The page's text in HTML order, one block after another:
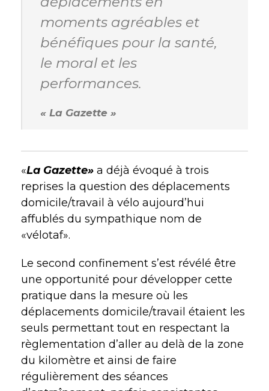
moments agréables et
bénéfiques pour la santé,
le moral et les
performances.
« La Gazette »
«La Gazette» a déjà évoqué à trois
reprises la question des déplacements
domicile/travail à vélo aujourd’hui
affublés du sympathique nom de
«vélotaf».
Le second confinement s’est révélé être
une opportunité pour développer cette
pratique dans la mesure où les
déplacements domicile/travail étaient les
seuls permettant tout en respectant la
règlementation d’aller au delà de la zone
du kilomètre et ainsi de faire
régulièrement des séances